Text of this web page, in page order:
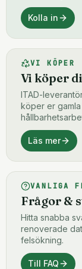
Kolla in
VI KÖPER
Vi köper
ITAD-
köper er
Läs mer
VANLIGA
Frågor &
Hitta snabba
renoverade
felsökning.
Till FAQ